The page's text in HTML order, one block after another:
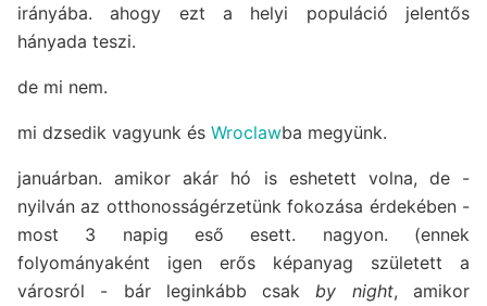
irányába. ahogy ezt a helyi populáció jelentős
hányada teszi.
de mi nem.
mi dzsedik vagyunk és Wroclawba megyünk.
januárban. amikor akár hó is eshetett volna, de -
nyilván az otthonosságérzetünk fokozása érdekében -
most 3 napig eső esett. nagyon. (ennek
folyományaként igen erős képanyag született a
városról - bár leginkább csak by night, amikor